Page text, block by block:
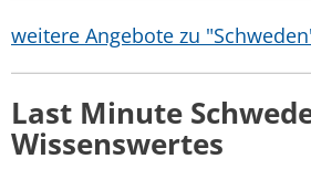
weitere Angebote zu
Last Minute
Wissenswertes